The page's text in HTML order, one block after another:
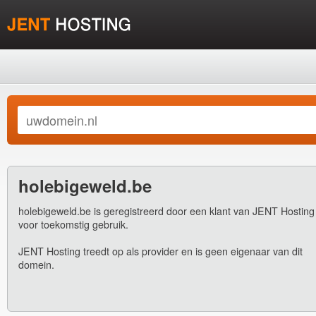
holebigeweld.be
holebigeweld.be is geregistreerd door een klant van JENT Hosting
voor toekomstig gebruik.
JENT Hosting treedt op als provider en is geen eigenaar van dit
domein.